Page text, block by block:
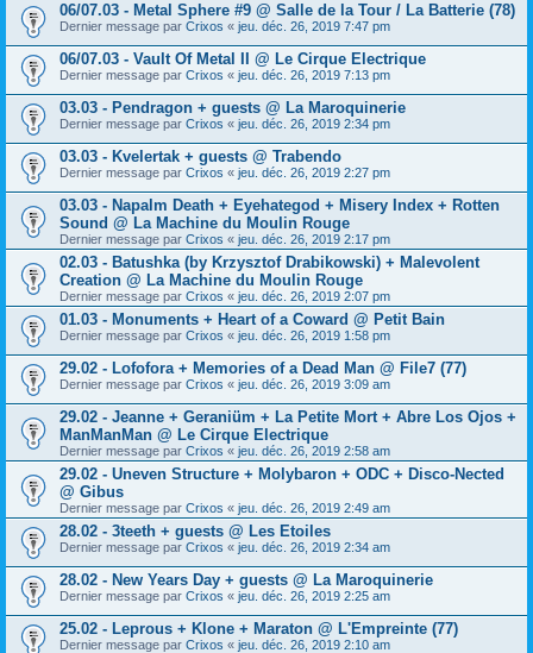
06/07.03 - Metal Sphere #9 @ Salle de la Tour / La Batterie (78)
Dernier message par Crixos « jeu. déc. 26, 2019 7:47 pm
06/07.03 - Vault Of Metal II @ Le Cirque Electrique
Dernier message par Crixos « jeu. déc. 26, 2019 7:13 pm
03.03 - Pendragon + guests @ La Maroquinerie
Dernier message par Crixos « jeu. déc. 26, 2019 2:34 pm
03.03 - Kvelertak + guests @ Trabendo
Dernier message par Crixos « jeu. déc. 26, 2019 2:27 pm
03.03 - Napalm Death + Eyehategod + Misery Index + Rotten
Sound @ La Machine du Moulin Rouge
Dernier message par Crixos « jeu. déc. 26, 2019 2:17 pm
02.03 - Batushka (by Krzysztof Drabikowski) + Malevolent
Creation @ La Machine du Moulin Rouge
Dernier message par Crixos « jeu. déc. 26, 2019 2:07 pm
01.03 - Monuments + Heart of a Coward @ Petit Bain
Dernier message par Crixos « jeu. déc. 26, 2019 1:58 pm
29.02 - Lofofora + Memories of a Dead Man @ File7 (77)
Dernier message par Crixos « jeu. déc. 26, 2019 3:09 am
29.02 - Jeanne + Geraniüm + La Petite Mort + Abre Los Ojos +
ManManMan @ Le Cirque Electrique
Dernier message par Crixos « jeu. déc. 26, 2019 2:58 am
29.02 - Uneven Structure + Molybaron + ODC + Disco-Nected
@ Gibus
Dernier message par Crixos « jeu. déc. 26, 2019 2:49 am
28.02 - 3teeth + guests @ Les Etoiles
Dernier message par Crixos « jeu. déc. 26, 2019 2:34 am
28.02 - New Years Day + guests @ La Maroquinerie
Dernier message par Crixos « jeu. déc. 26, 2019 2:25 am
25.02 - Leprous + Klone + Maraton @ L'Empreinte (77)
Dernier message par Crixos « jeu. déc. 26, 2019 2:10 am